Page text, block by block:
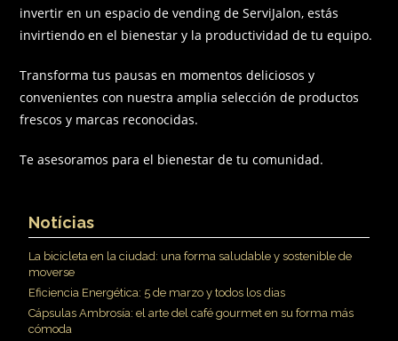
invertir en un espacio de vending de ServiJalon, estás
invirtiendo en el bienestar y la productividad de tu equipo.
Transforma tus pausas en momentos deliciosos y
convenientes con nuestra amplia selección de productos
frescos y marcas reconocidas.
Te asesoramos para el bienestar de tu comunidad.
Notícias
La bicicleta en la ciudad: una forma saludable y sostenible de
moverse
Eficiencia Energética: 5 de marzo y todos los dias
Cápsulas Ambrosía: el arte del café gourmet en su forma más
cómoda